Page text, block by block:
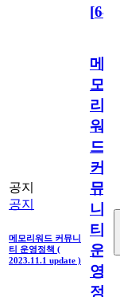
[64
공지
공지
메모리워드 커뮤니
티 운영정책 (
2023.11.1 update )
메
모
리
워
드
커
뮤
니
티
운
영
정